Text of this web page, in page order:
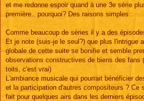
et me redonne espoir quand à une 3e série
première.. pourquoi? Des raisons simples :
Comme beaucoup de séries il y a des
Et je note (suis-je le seul?) que plus l'intrigue
globale de cette suite se bonifie et semble
observations constructives de biens des fans
toits, c'est vrai)
L'ambiance musicale qui pourrait bénéficier
et la participation d'autres compositeurs ? Ce
fait pour quelques airs dans les derniers